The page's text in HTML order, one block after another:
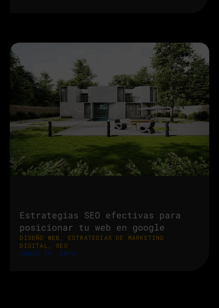
Estrategias SEO efectivas para
posicionar tu web en google
DISEÑO WEB
ESTRATEGIAS DE MARKETING
DIGITAL
SEO
JUNIO 19, 2019